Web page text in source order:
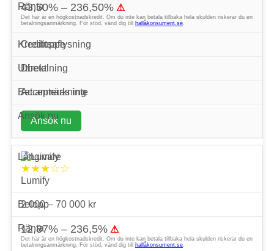
43,50% – 236,50% ⚠
Det här är en högkostnadskredit. Om du inte kan betala tillbaka hela skulden riskerar du en
betalningsanmärkning. För stöd, vänd dig till hallåkonsument.se
Creditsafe
Direkt
Accepteras inte
Ansök nu
★★★☆☆
Lumify
2 000 – 70 000 kr
12,87% – 236,5% ⚠
Det här är en högkostnadskredit. Om du inte kan betala tillbaka hela skulden riskerar du en
betalningsanmärkning. För stöd, vänd dig till hallåkonsument.se